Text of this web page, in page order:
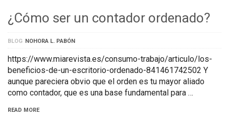
¿Cómo ser un contador ordenado?
BLOG NOHORA L. PABÓN
https://www.miarevista.es/consumo-trabajo/articulo/los-
beneficios-de-un-escritorio-ordenado-841461742502 Y
aunque pareciera obvio que el orden es tu mayor aliado
como contador, que es una base fundamental para …
READ MORE